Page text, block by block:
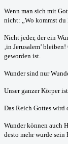
Wenn man sich mit
nicht: „Wo kommst du
Nicht jeder, der ein
‚in Jerusalem’
geworden ist.
Wunder sind nur
Unser ganzer Körper
Das Reich Gottes wird
Wunder können auch
desto mehr wurde sein